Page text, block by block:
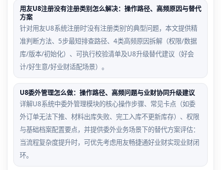
用友U8注册没有注册类别怎么解决：操作路径、高频原因与替代
方案
针对用友U8系统注册时‘没有注册类别’的典型问题，本文提供精
准判断方法、5步最短排查路径、4类高频原因拆解（权限/数据
库/版本/初始化）、可执行校验清单及U8升级替代建议（好会
计/好生意/好业财适配场景）。
U8委外管理怎么做：操作路径、高频问题与业财协同升级建议
详解U8系统中委外管理模块的核心操作步骤、常见卡点（如委
外订单无法下推、材料出库失败、完工入库不更新库存）、权限
与基础档案配置要点，并提供委外业务场景下的替代方案评估：
当流程复杂度提升时，可优先考虑用友畅捷通好业财实现业财闭
环。